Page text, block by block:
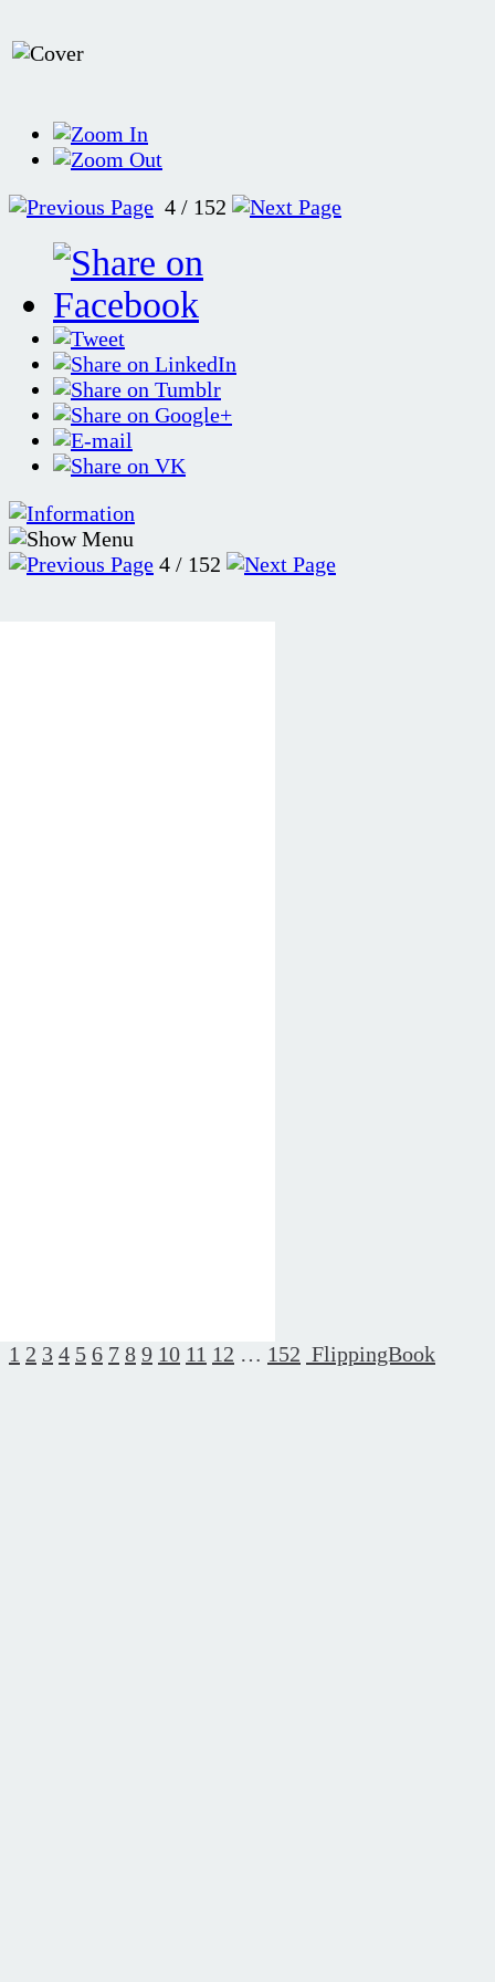
4 / 152
4 / 152
1 2 3 4 5 6 7 8 9 10 11 12 … 152 FlippingBook